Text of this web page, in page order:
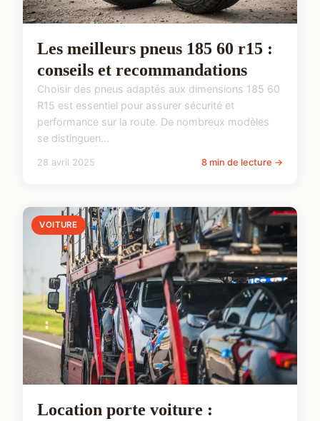
Les meilleurs pneus 185 60 r15 :
conseils et recommandations
Choisir des pneus adaptés aux dimensions 185 60
R15 est essentiel pour assurer sécurité et
performance sur la route. De nombreux modèles
se distinguen...
28 avril 2025 8 min de lecture →
VOITURE
Location porte voiture :